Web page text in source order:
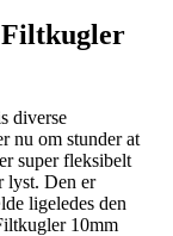
diverse
nu om stunder at
super fleksibelt
lyst. Den er
ligeledes den
10mm